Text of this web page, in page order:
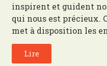
inspirent et guident
qui nous est précieux.
met à disposition les
Lire